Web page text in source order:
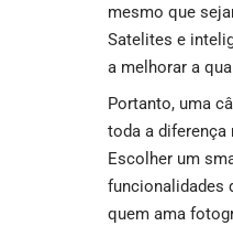
mesmo que
Satelites e
a melhorar a
Portanto, uma
toda a diferença
Escolher um
funcionalidades
quem ama